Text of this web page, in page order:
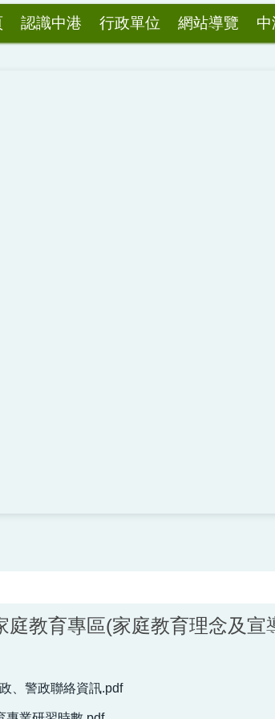
認識中港 行政單位 網站導覽
教育專區(家庭教育理念及宣
、警政聯絡資訊.pdf